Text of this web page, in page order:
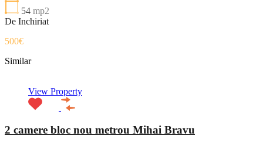
54 mp2
De Inchiriat
500€
Similar
View Property
2 camere bloc nou metrou Mihai Bravu